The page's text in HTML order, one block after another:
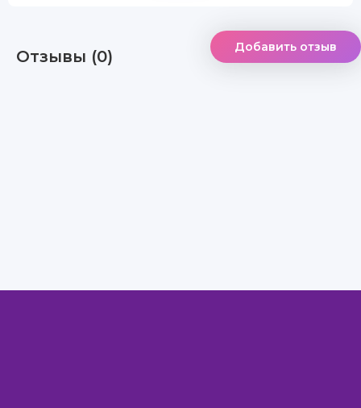
Отзывы (0) Добавить отзыв